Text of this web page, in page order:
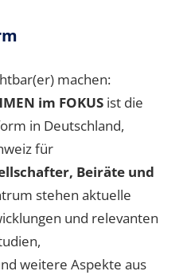
machen:
im FOKUS ist die
in Deutschland,
für
Beiräte und
stehen aktuelle
und relevanten
weitere Aspekte aus